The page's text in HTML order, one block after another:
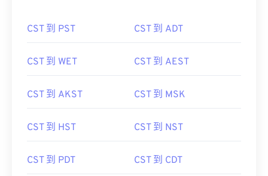
CST 到 PST CST 到 ADT
CST 到 WET CST 到 AEST
CST 到 AKST CST 到 MSK
CST 到 HST CST 到 NST
CST 到 PDT CST 到 CDT